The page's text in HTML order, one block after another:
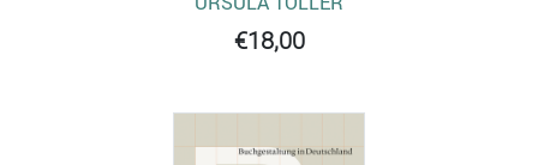
€18,00